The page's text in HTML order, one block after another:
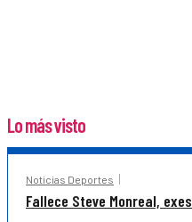
Lo más visto
Noticias Deportes
Fallece Steve Monreal,